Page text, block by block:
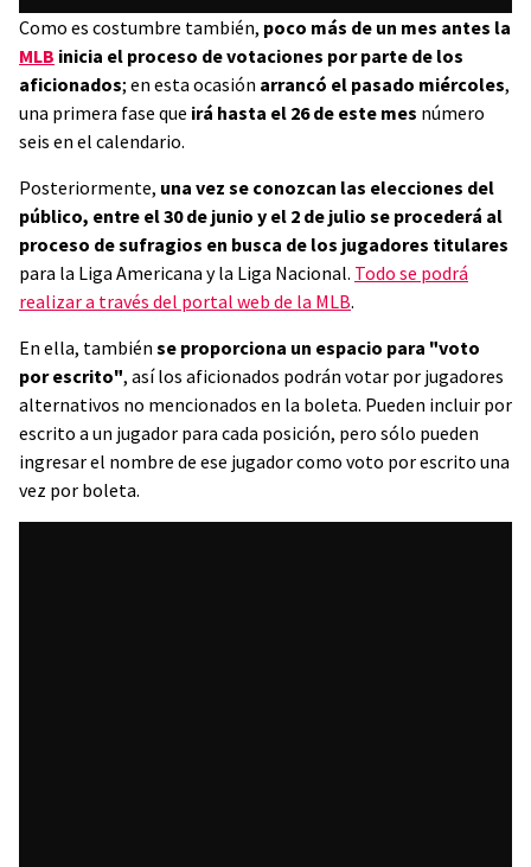
Como es costumbre también, poco más de un mes antes la
MLB inicia el proceso de votaciones por parte de los
aficionados; en esta ocasión arrancó el pasado miércoles,
una primera fase que irá hasta el 26 de este mes número
seis en el calendario.
Posteriormente, una vez se conozcan las elecciones del
público, entre el 30 de junio y el 2 de julio se procederá al
proceso de sufragios en busca de los jugadores titulares
para la Liga Americana y la Liga Nacional. Todo se podrá
realizar a través del portal web de la MLB.
En ella, también se proporciona un espacio para "voto
por escrito", así los aficionados podrán votar por jugadores
alternativos no mencionados en la boleta. Pueden incluir por
escrito a un jugador para cada posición, pero sólo pueden
ingresar el nombre de ese jugador como voto por escrito una
vez por boleta.